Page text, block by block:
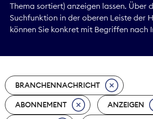
Kommunikation
Marktdaten
Nachhaltigkeit
Nachwuchs
Thema sortiert) anzeigen lassen. Über
Suchfunktion in der oberen Leiste der
können Sie konkret mit Begriffen nach
BRANCHENNACHRICHT
ABONNEMENT ANZEIGEN